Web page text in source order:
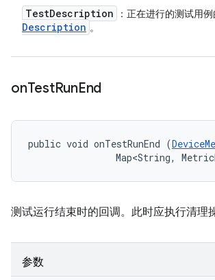
TestDescription ：正在进行的测试用例
Description 。
onTestRunEnd
public void onTestRunEnd (
Map<String,
测试运行结束时的回调。此时应执行清理
参数